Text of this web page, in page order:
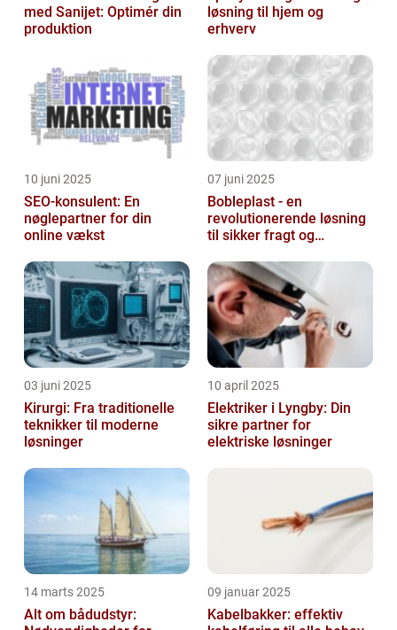
med Sanijet: Optimér din
produktion
løsning til hjem og
erhverv
10 juni 2025
SEO-konsulent: En
nøglepartner for din
online vækst
07 juni 2025
Bobleplast - en
revolutionerende løsning
til sikker fragt og
03 juni 2025
Kirurgi: Fra traditionelle
teknikker til moderne
løsninger
10 april 2025
Elektriker i Lyngby: Din
sikre partner for
elektriske løsninger
14 marts 2025
Alt om bådudstyr:
09 januar 2025
Kabelbakker: effektiv